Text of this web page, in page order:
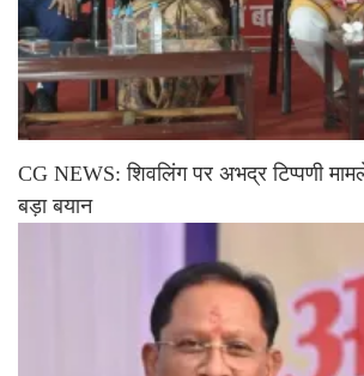
CG NEWS: शिवलिंग पर अभद्र टिप्पणी
बड़ा बयान